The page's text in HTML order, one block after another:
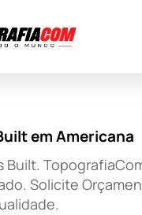
em Americana
Built.
Solicite